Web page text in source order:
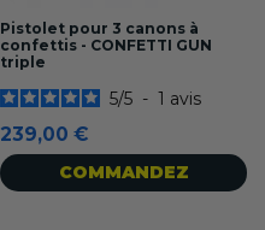
Pistolet pour 3 canons à
confettis - CONFETTI GUN
triple
5/5 - 1 avis
239,00 €
COMMANDEZ